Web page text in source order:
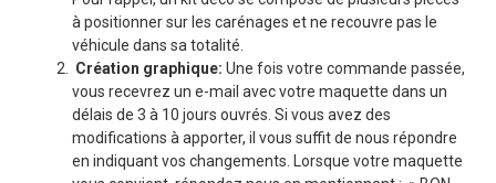
à positionner sur les carénages et ne recouvre pas le
véhicule dans sa totalité.
Création graphique: Une fois votre commande passée,
vous recevrez un e-mail avec votre maquette dans un
délais de 3 à 10 jours ouvrés. Si vous avez des
modifications à apporter, il vous suffit de nous répondre
en indiquant vos changements. Lorsque votre maquette